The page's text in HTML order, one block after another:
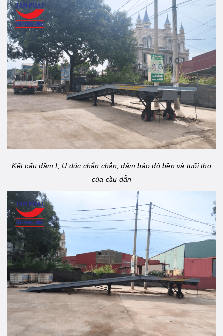
Kết cấu dầm I, U đúc chắn chắn, đảm bảo độ bền và tuổi thọ
của cầu dẫn